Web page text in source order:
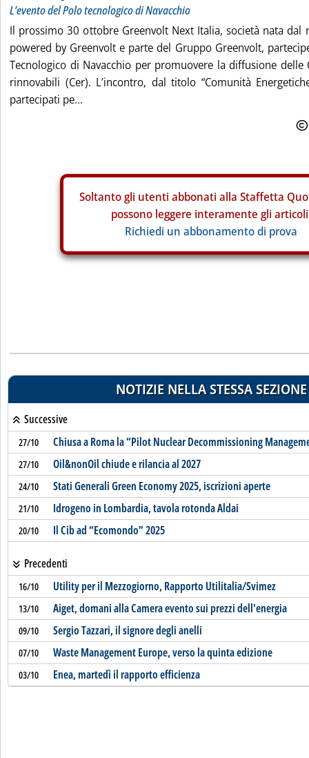
L’evento del Polo tecnologico di Navacchio
Il prossimo 30 ottobre Greenvolt Next Italia, società nata dal
powered by Greenvolt e parte del Gruppo Greenvolt,
Tecnologico di Navacchio per promuovere la diffusione delle
rinnovabili (Cer). L’incontro, dal titolo “Comunità
partecipati pe...
Soltanto gli utenti abbonati alla Staffetta
possono leggere interamente gli
Richiedi un abbonamento di prova
NOTIZIE NELLA STESSA SEZIONE
Successive
27/10 Chiusa a Roma la “Pilot Nuclear Decommissioning
27/10 Oil&nonOil chiude e rilancia al 2027
24/10 Stati Generali Green Economy 2025, iscrizioni aperte
21/10 Idrogeno in Lombardia, tavola rotonda Aldai
20/10 Il Cib ad “Ecomondo” 2025
Precedenti
16/10 Utility per il Mezzogiorno, Rapporto Utilitalia/Svimez
13/10 Aiget, domani alla Camera evento sui prezzi dell'energia
09/10 Sergio Tazzari, il signore degli anelli
07/10 Waste Management Europe, verso la quinta edizione
03/10 Enea, martedì il rapporto efficienza